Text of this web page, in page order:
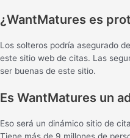
¿WantMatures es
Los solteros podría asegurado
este sitio web de citas. Las
ser buenas de este sitio.
Es WantMatures un
Eso será un dinámico sitio de